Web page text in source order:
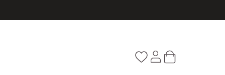
Favorilerim
HesabımSepetim